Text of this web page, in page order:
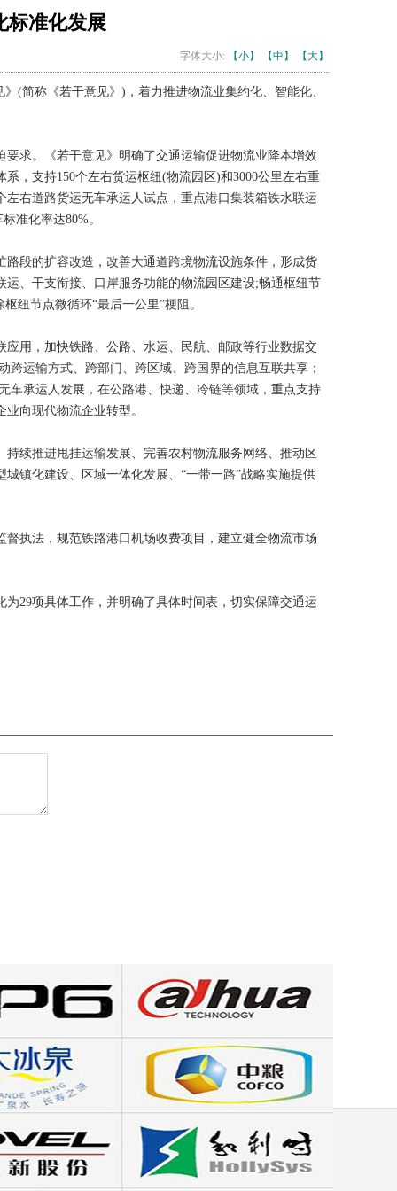
标准化发展
字体大小: 【小】 【中】 【大】
(简称《若干意见》)，着力推进物流业集约化、智能化、
求。《若干意见》明确了交通运输促进物流业降本增效
，支持150个左右货运枢纽(物流园区)和3000公里左右重
右道路货运无车承运人试点，重点港口集装箱铁水联运
准化率达80%。
段的扩容改造，改善大通道跨境物流设施条件，形成货
、干支衔接、口岸服务功能的物流园区建设;畅通枢纽节
纽节点微循环“最后一公里”梗阻。
用，加快铁路、公路、水运、民航、邮政等行业数据交
运输方式、跨部门、跨区域、跨国界的信息互联共享；
车承运人发展，在公路港、快递、冷链等领域，重点支持
向现代物流企业转型。
续推进甩挂运输发展、完善农村物流服务网络、推动区
镇化建设、区域一体化发展、“一带一路”战略实施提供
执法，规范铁路港口机场收费项目，建立健全物流市场
29项具体工作，并明确了具体时间表，切实保障交通运